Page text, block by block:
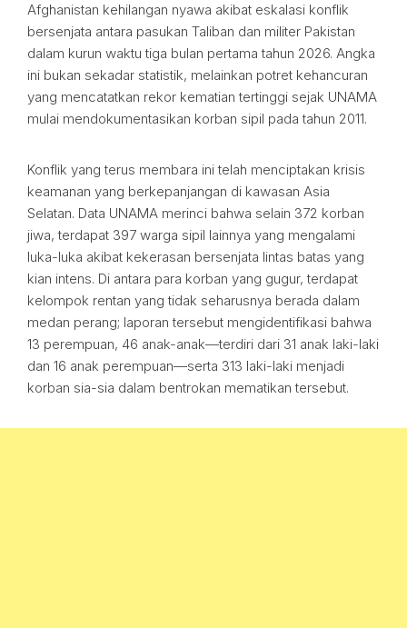
Afghanistan kehilangan nyawa akibat eskalasi konflik
bersenjata antara pasukan Taliban dan militer Pakistan
dalam kurun waktu tiga bulan pertama tahun 2026. Angka
ini bukan sekadar statistik, melainkan potret kehancuran
yang mencatatkan rekor kematian tertinggi sejak UNAMA
mulai mendokumentasikan korban sipil pada tahun 2011.
Konflik yang terus membara ini telah menciptakan krisis
keamanan yang berkepanjangan di kawasan Asia
Selatan. Data UNAMA merinci bahwa selain 372 korban
jiwa, terdapat 397 warga sipil lainnya yang mengalami
luka-luka akibat kekerasan bersenjata lintas batas yang
kian intens. Di antara para korban yang gugur, terdapat
kelompok rentan yang tidak seharusnya berada dalam
medan perang; laporan tersebut mengidentifikasi bahwa
13 perempuan, 46 anak-anak—terdiri dari 31 anak laki-laki
dan 16 anak perempuan—serta 313 laki-laki menjadi
korban sia-sia dalam bentrokan mematikan tersebut.